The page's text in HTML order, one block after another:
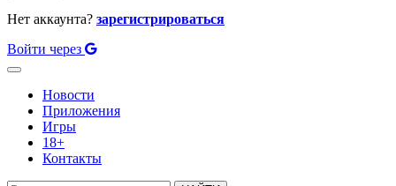
Нет аккаунта? зарегистрироваться
Войти через
Toggle
navigationНовости
Приложения
Игры
18+
Контакты